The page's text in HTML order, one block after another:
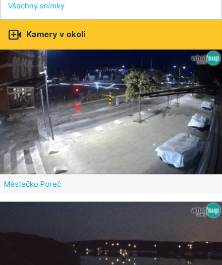
Všechny snímky
 Kamery v okolí
Městečko Poreč